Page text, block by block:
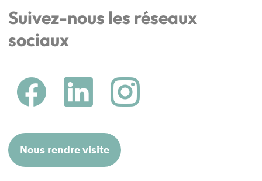
Suivez-nous les réseaux
sociaux
Nous rendre visite